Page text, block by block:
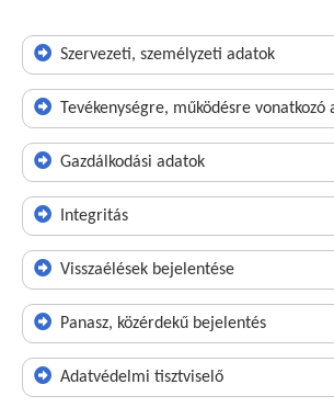
Szervezeti, személyzeti adatok
Tevékenységre, működésre vonatkozó
Gazdálkodási adatok
Integritás
Visszaélések bejelentése
Panasz, közérdekű bejelentés
Adatvédelmi tisztviselő